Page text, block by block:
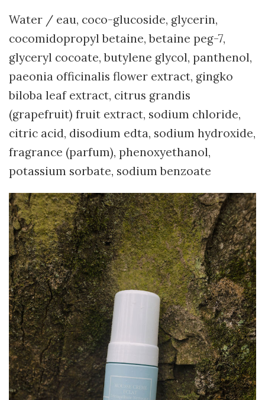
Water / eau, coco-glucoside, glycerin,
cocomidopropyl betaine, betaine peg-7,
glyceryl cocoate, butylene glycol, panthenol,
paeonia officinalis flower extract, gingko
biloba leaf extract, citrus grandis
(grapefruit) fruit extract, sodium chloride,
citric acid, disodium edta, sodium hydroxide,
fragrance (parfum), phenoxyethanol,
potassium sorbate, sodium benzoate